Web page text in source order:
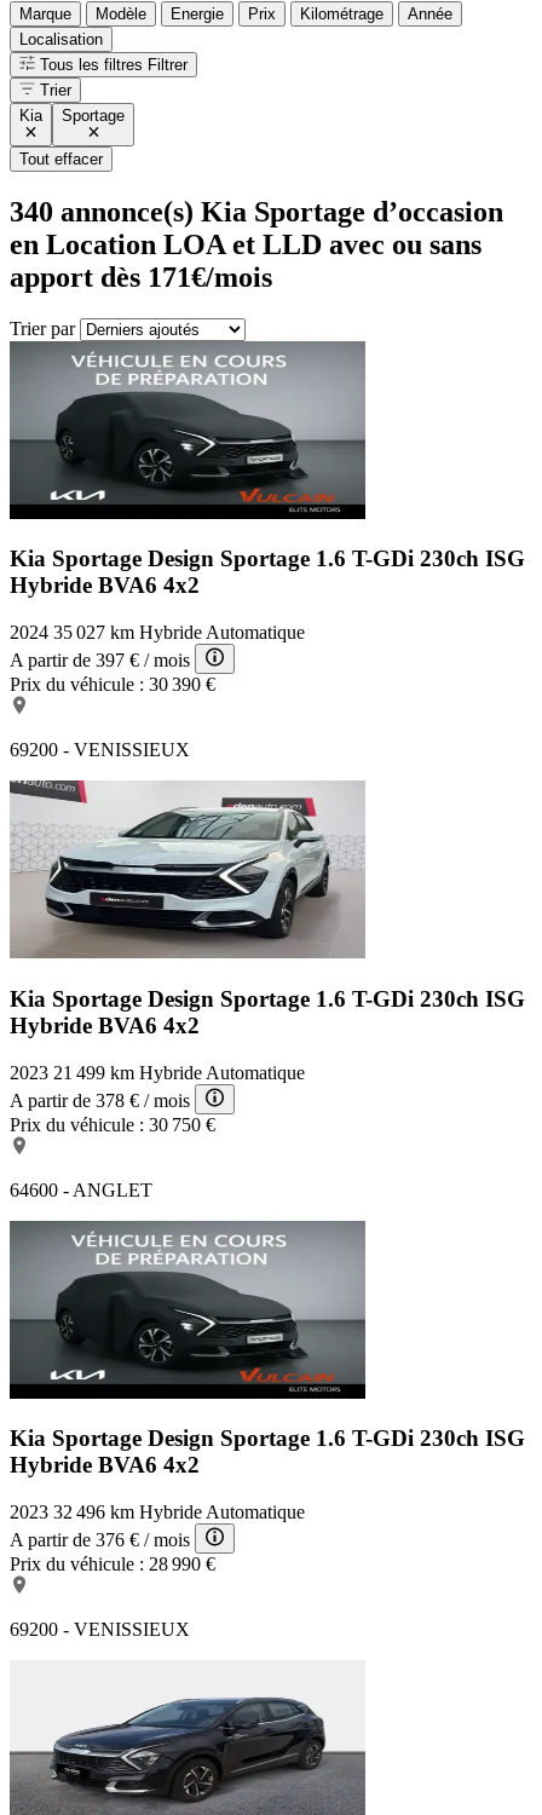
Marque Modèle Energie Prix Kilométrage
Année
Localisation
Tous les filtres Filtrer
Trier
Kia
Sportage
Tout effacer
340 annonce(s) Kia Sportage d’occasion
en Location LOA et LLD avec ou sans
apport dès 171€/mois
Trier par
Kia Sportage Design Sportage 1.6 T-GDi 230ch ISG
Hybride BVA6 4x2
2024 35 027 km Hybride Automatique
A partir de 397 € / mois
Prix du véhicule : 30 390 €
69200 - VENISSIEUX
Kia Sportage Design Sportage 1.6 T-GDi 230ch ISG
Hybride BVA6 4x2
2023 21 499 km Hybride Automatique
A partir de 378 € / mois
Prix du véhicule : 30 750 €
64600 - ANGLET
Kia Sportage Design Sportage 1.6 T-GDi 230ch ISG
Hybride BVA6 4x2
2023 32 496 km Hybride Automatique
A partir de 376 € / mois
Prix du véhicule : 28 990 €
69200 - VENISSIEUX